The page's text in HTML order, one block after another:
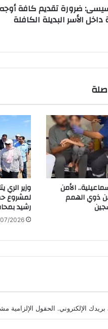
ضرورة تقديم كافة أوجه
داخل الأسر البديلة الكافلة
الأمن
ذوي الهمم
وزير الري
لمشروع
رشيد
2026
الإلكتروني. الحقول الإلزامية